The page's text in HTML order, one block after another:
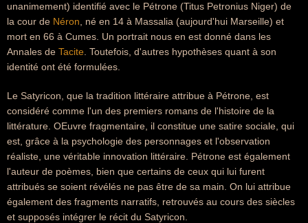
unanimement) identifié avec le Pétrone (Titus Petronius Niger) de
la cour de Néron , né en 14 à Massalia (aujourd'hui Marseille) et
mort en 66 à Cumes. Un portrait nous en est donné dans les
Annales de Tacite . Toutefois, d'autres hypothèses quant à son
identité ont été formulées.
Le Satyricon, que la tradition littéraire attribue à Pétrone, est
considéré comme l'un des premiers romans de l'histoire de la
littérature. OEuvre fragmentaire, il constitue une satire sociale, qui
est, grâce à la psychologie des personnages et l'observation
réaliste, une véritable innovation littéraire. Pétrone est également
l'auteur de poèmes, bien que certains de ceux qui lui furent
attribués se soient révélés ne pas être de sa main. On lui attribue
également des fragments narratifs, retrouvés au cours des siècles
et supposés intégrer le récit du Satyricon.